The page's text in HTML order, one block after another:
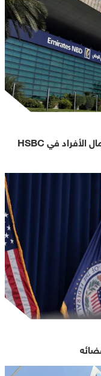
الإمارات دبي الوطني مصر يستحوذ على أعمال الأفراد في HSBC